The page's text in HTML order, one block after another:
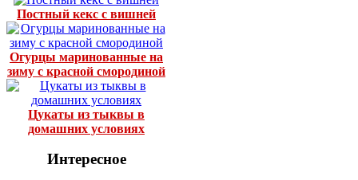
Постный кекс с вишней
Огурцы маринованные на
зиму с красной смородиной
Цукаты из тыквы в
домашних условиях
Интересное